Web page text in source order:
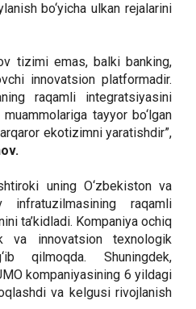
bo‘yicha ulkan rejalarini
tizimi emas, balki banking,
innovatsion platformadir.
raqamli integratsiyasini
tayyor bo‘lgan
ekotizimni yaratishdir”,
uning O‘zbekiston va
infratuzilmasining raqamli
ta’kidladi. Kompaniya ochiq
va innovatsion texnologik
qilmoqda. Shuningdek,
kompaniyasining 6 yildagi
va kelgusi rivojlanish